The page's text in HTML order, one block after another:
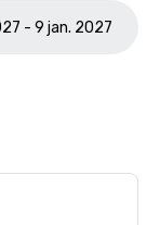
- 9 jan. 2027